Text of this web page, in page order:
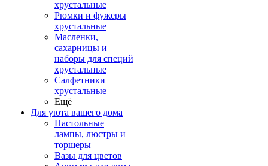
хрустальные
Рюмки и фужеры
хрустальные
Масленки,
сахарницы и
наборы для специй
хрустальные
Салфетники
хрустальные
Ещё
Для уюта вашего дома
Настольные
лампы, люстры и
торшеры
Вазы для цветов